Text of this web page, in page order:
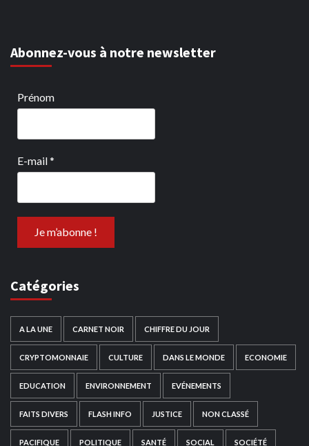
Abonnez-vous à notre newsletter
Prénom
E-mail*
Catégories
A LA UNE CARNET NOIR CHIFFRE DU JOUR
CRYPTOMONNAIE CULTURE DANS LE MONDE ECONOMIE
EDUCATION ENVIRONNEMENT EVÉNEMENTS
FAITS DIVERS FLASH INFO JUSTICE NON CLASSÉ
PACIFIQUE POLITIQUE SANTÉ SOCIAL SOCIÉTÉ